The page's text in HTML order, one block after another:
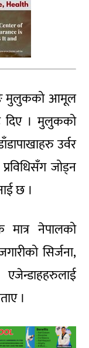
मुलुकको आमूल
दिए । मुलुकको
उर्वर
जोड्न
छ ।
नेपालको
सिर्जना,
।